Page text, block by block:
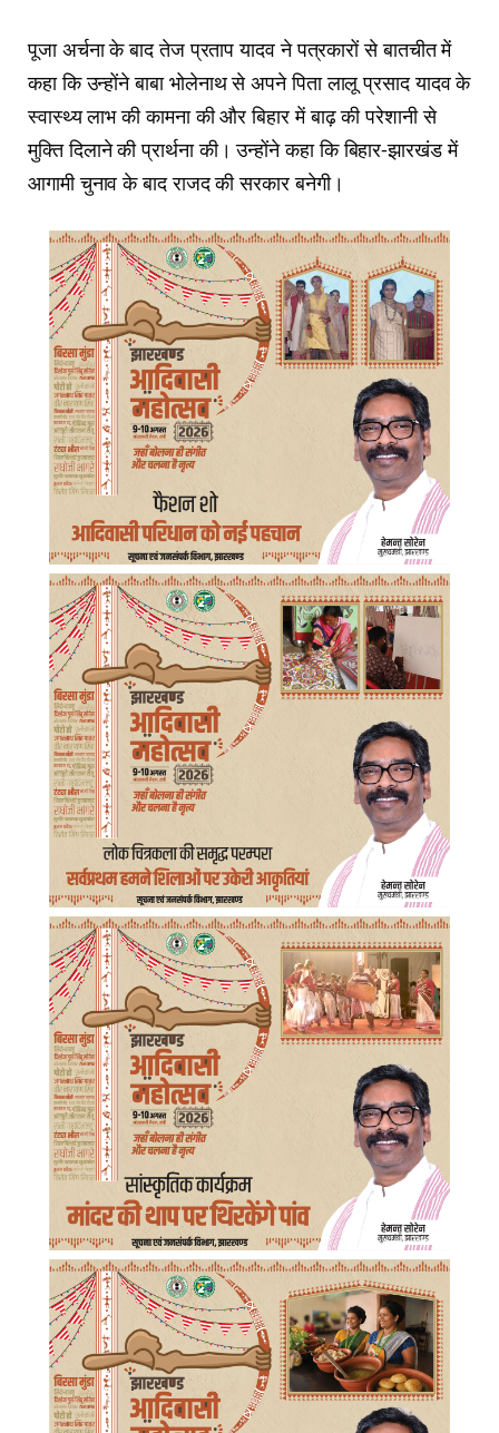
पूजा अर्चना के बाद तेज प्रताप यादव ने पत्रकारों से बातचीत में
कहा कि उन्होंने बाबा भोलेनाथ से अपने पिता लालू प्रसाद यादव के
स्वास्थ्य लाभ की कामना की और बिहार में बाढ़ की परेशानी से
मुक्ति दिलाने की प्रार्थना की। उन्होंने कहा कि बिहार-झारखंड में
आगामी चुनाव के बाद राजद की सरकार बनेगी।